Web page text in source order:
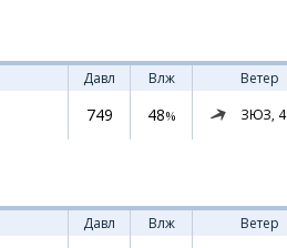
Давл Влж
Ветер
749 48% ЗЮЗ, 4
Давл Влж
Ветер